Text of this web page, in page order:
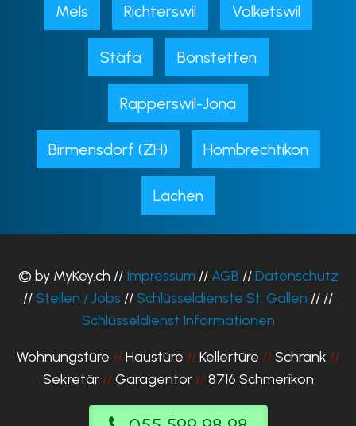
Mels Richterswil Volketswil
Stäfa Bonstetten
Rapperswil-Jona
Birmensdorf (ZH) Hombrechtikon
Lachen
© by MyKey.ch // Impressum // AGB //Datenschutz
//Stellen / Jobs //Schlüsseldienste St. Gallen // //
Schlüsseldienst Informationen
Wohnungstüre //Haustüre //Kellertüre //Schrank //
Sekretär //Garagentor //8716 Schmerikon